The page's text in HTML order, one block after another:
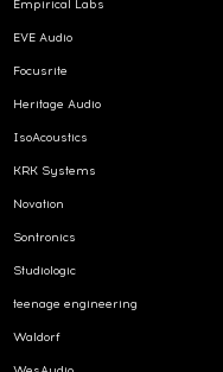
Empirical Labs
EVE Audio
Focusrite
Heritage Audio
IsoAcoustics
KRK Systems
Novation
Sontronics
Studiologic
teenage engineering
Waldorf